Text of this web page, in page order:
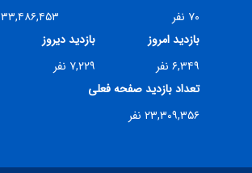
۷۰ نفر
۳۳,۴۸۶,۴۵۳ نفر
بازدید امروز
۶,۳۴۹ نفر
بازدید دیروز
۷,۲۲۹ نفر
تعداد بازدید صفحه فعلی
۲۳,۳۰۹,۳۵۶ نفر